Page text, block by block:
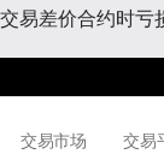
易差价合约时
交易市场 交易